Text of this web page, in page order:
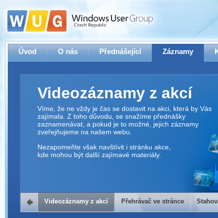
Úvod O nás Přednášející Záznamy
Videozáznamy z akcí
Víme, že ne vždy je čas se dostavit na akci, která by Vás
zajímala. Z toho důvodu, se snažíme přednášky
zaznamenávat, a pokud je to možné, jejich záznamy
zveřejňujeme na našem webu.
Nezapomeňte však navštívit i stránku akce,
kde mohou být další zajímavé materiály.
Přehrávač ve stránce
Videozáznamy z akcí Přehrávač ve stránce